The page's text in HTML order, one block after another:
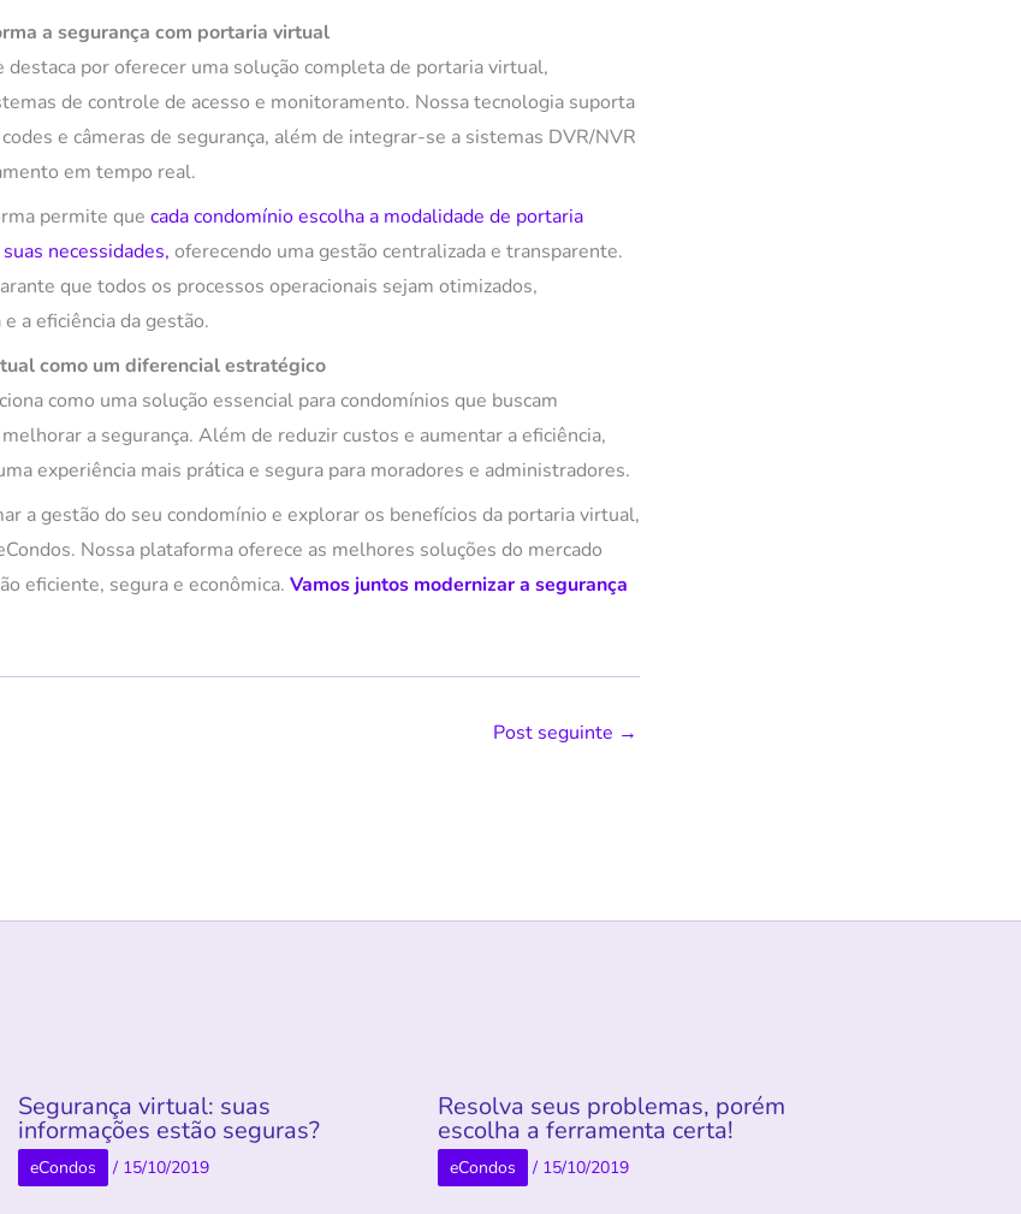
a segurança com portaria virtual
destaca por oferecer uma solução completa de portaria virtual,
de controle de acesso e monitoramento. Nossa tecnologia suporta
e câmeras de segurança, além de integrar-se a sistemas DVR/NVR
em tempo real.
permite que cada condomínio escolha a modalidade de portaria
necessidades, oferecendo uma gestão centralizada e transparente.
que todos os processos operacionais sejam otimizados,
a eficiência da gestão.
como um diferencial estratégico
como uma solução essencial para condomínios que buscam
a segurança. Além de reduzir custos e aumentar a eficiência,
experiência mais prática e segura para moradores e administradores.
a gestão do seu condomínio e explorar os benefícios da portaria virtual,
Nossa plataforma oferece as melhores soluções do mercado
eficiente, segura e econômica. Vamos juntos modernizar a segurança
Post seguinte →
Segurança virtual: suas
informações estão seguras?
eCondos / 15/10/2019
Resolva seus problemas, porém
escolha a ferramenta certa!
eCondos / 15/10/2019